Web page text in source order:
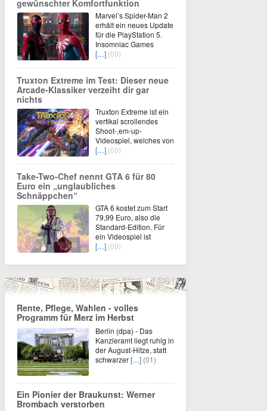
gewünschter Komfortfunktion
Marvel’s Spider-Man 2
erhält ein neues Update
für die PlayStation 5.
Insomniac Games
[…] (00)
Truxton Extreme im Test: Dieser neue
Arcade-Klassiker verzeiht dir gar
nichts
Truxton Extreme ist ein
vertikal scrollendes
Shoot-‚em-up-
Videospiel, welches von
[…] (00)
Take-Two-Chef nennt GTA 6 für 80
Euro ein „unglaubliches
Schnäppchen“
GTA 6 kostet zum Start
79,99 Euro, also die
Standard-Edition. Für
ein Videospiel ist
[…] (00)
Rente, Pflege, Wahlen - volles
Programm für Merz im Herbst
Berlin (dpa) - Das
Kanzleramt liegt ruhig in
der August-Hitze, statt
schwarzer[…] (01)
Ein Pionier der Braukunst: Werner
Brombach verstorben